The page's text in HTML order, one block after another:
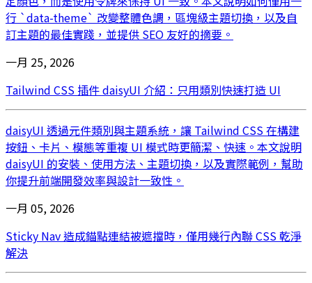
行 `data-theme` 改變整體色調，區塊級主題切換，以及自
訂主題的最佳實踐，並提供 SEO 友好的摘要。
一月 25, 2026
Tailwind CSS 插件 daisyUI 介紹：只用類別快速打造 UI
daisyUI 透過元件類別與主題系統，讓 Tailwind CSS 在構建
按鈕、卡片、模態等重複 UI 模式時更簡潔、快速。本文說明
daisyUI 的安裝、使用方法、主題切換，以及實際範例，幫助
你提升前端開發效率與設計一致性。
一月 05, 2026
Sticky Nav 造成錨點連結被遮擋時，僅用幾行內聯 CSS 乾淨
解決